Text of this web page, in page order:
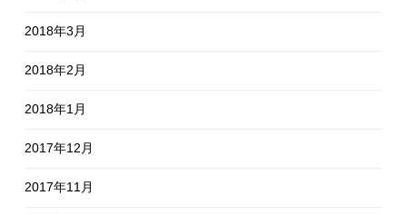
2018年3月
2018年2月
2018年1月
2017年12月
2017年11月